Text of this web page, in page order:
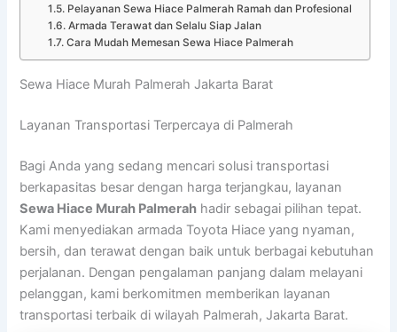
Pelayanan Sewa Hiace Palmerah Ramah dan Profesional
Armada Terawat dan Selalu Siap Jalan
Cara Mudah Memesan Sewa Hiace Palmerah
Sewa Hiace Murah Palmerah Jakarta Barat
Layanan Transportasi Terpercaya di Palmerah
Bagi Anda yang sedang mencari solusi transportasi
berkapasitas besar dengan harga terjangkau, layanan
Sewa Hiace Murah Palmerah hadir sebagai pilihan tepat.
Kami menyediakan armada Toyota Hiace yang nyaman,
bersih, dan terawat dengan baik untuk berbagai kebutuhan
perjalanan. Dengan pengalaman panjang dalam melayani
pelanggan, kami berkomitmen memberikan layanan
transportasi terbaik di wilayah Palmerah, Jakarta Barat.